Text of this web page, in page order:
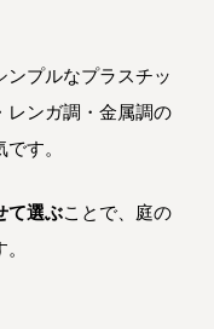
プルなプラスチッ
レンガ調・金属調の
す。
て選ぶことで、庭の